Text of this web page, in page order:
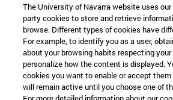
The University of Navarra website uses
party cookies to store and retrieve
browse. Different types of cookies have
For example, to identify you as a user,
about your browsing habits respecting your
personalize how the content is displayed.
cookies you want to enable or accept them
will remain active until you choose one of